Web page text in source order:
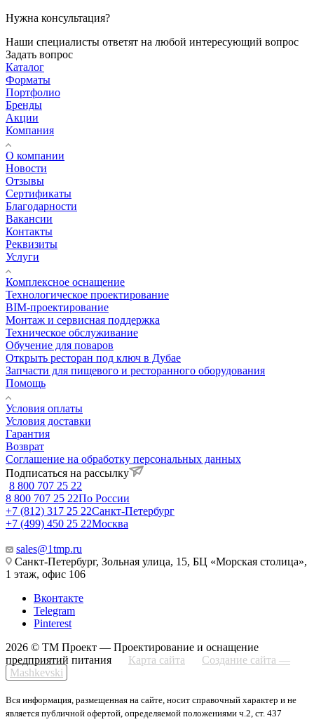
Нужна консультация?
Наши специалисты ответят на любой интересующий вопрос
Задать вопрос
Каталог
Форматы
Портфолио
Бренды
Акции
Компания
О компании
Новости
Отзывы
Сертификаты
Благодарности
Вакансии
Контакты
Реквизиты
Услуги
Комплексное оснащение
Технологическое проектирование
BIM-проектирование
Монтаж и сервисная поддержка
Техническое обслуживание
Обучение для поваров
Открыть ресторан под ключ в Дубае
Запчасти для пищевого и ресторанного оборудования
Помощь
Условия оплаты
Условия доставки
Гарантия
Возврат
Соглашение на обработку персональных данных
Подписаться на рассылку
8 800 707 25 22
8 800 707 25 22По России
+7 (812) 317 25 22Санкт-Петербург
+7 (499) 450 25 22Москва
sales@1tmp.ru
Санкт-Петербург, Зольная улица, 15, БЦ «Морская столица»,
1 этаж, офис 106
Вконтакте
Telegram
Pinterest
2026 © ТМ Проект — Проектирование и оснащение
предприятий питания
Карта сайта
Создание сайта —
Mashkevski
Вся информация, размещенная на сайте, носит справочный характер и не
является публичной офертой, определяемой положениями ч.2, ст. 437